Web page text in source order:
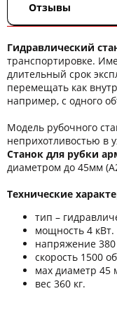
Отзывы
Гидравлический
транспортировке.
длительный срок
перемещать как
например, с одного
Модель рубочного
неприхотливостью в
Станок для рубки
диаметром до 45мм
Технические
тип –
мощность 4 кВт.
напряжение
скорость 1500
мах диаметр 45
вес 360 кг.